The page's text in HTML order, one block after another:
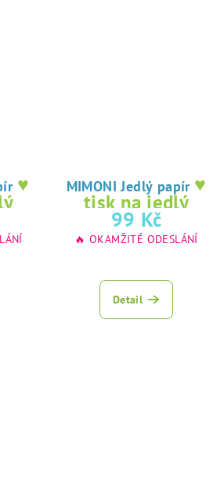
♥ MIMONI Jedlý papír ♥
tisk na jedlý
papír
99 Kč
🔥 OKAMŽITÉ ODESLÁNÍ
Detail